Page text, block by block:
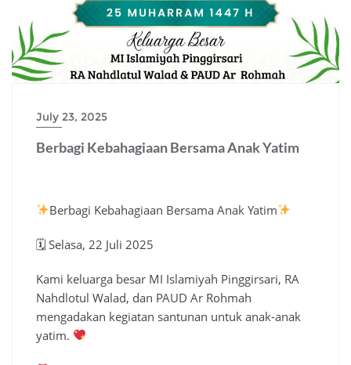
July 23, 2025
Berbagi Kebahagiaan Bersama Anak Yatim
Berbagi Kebahagiaan Bersama Anak Yatim
🗓 Selasa, 22 Juli 2025
Kami keluarga besar MI Islamiyah Pinggirsari, RA
Nahdlotul Walad, dan PAUD Ar Rohmah
mengadakan kegiatan santunan untuk anak-anak
yatim.